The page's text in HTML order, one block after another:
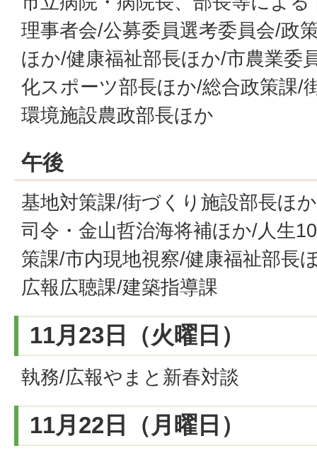
理事者会/公募委員選考委員会/政
ほか/健康福祉部長ほか/市農業委
化スポーツ部長ほか/総合政策課/
環境施設農政部長ほか
午後
基地対策課/街づくり施設部長ほ
司令・金山哲治海将補ほか/人生
策課/市内現地視察/健康福祉部長
広報広聴課/建築指導課
11月23日（火曜日）
執務/広報やまと新春対談
11月22日（月曜日）